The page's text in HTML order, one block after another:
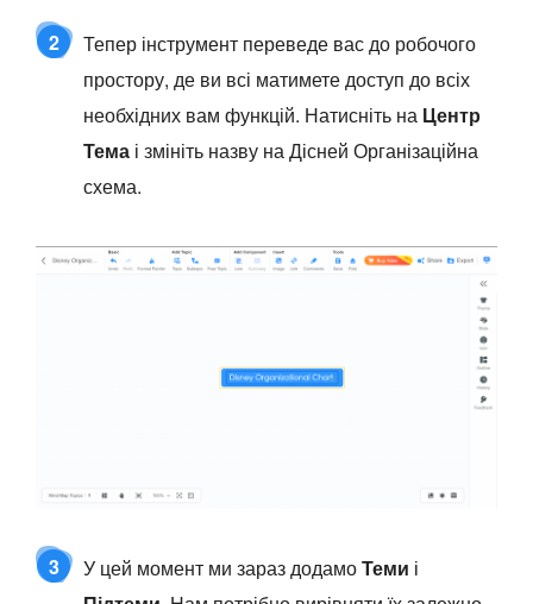
2
Тепер інструмент переведе вас до робочого
простору, де ви всі матимете доступ до всіх
необхідних вам функцій. Натисніть на Центр
Тема і змініть назву на Дісней Організаційна
схема.
3 У цей момент ми зараз додамоТеми і